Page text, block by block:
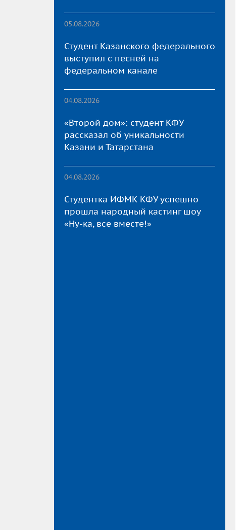
05.08.2026
Студент Казанского федерального
выступил с песней на
федеральном канале
04.08.2026
«Второй дом»: студент КФУ
рассказал об уникальности
Казани и Татарстана
04.08.2026
Студентка ИФМК КФУ успешно
прошла народный кастинг шоу
«Ну-ка, все вместе!»